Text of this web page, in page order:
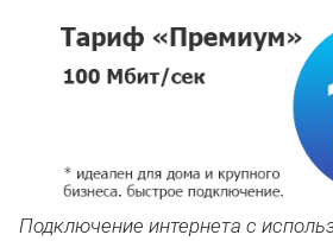
Подключение интернета с